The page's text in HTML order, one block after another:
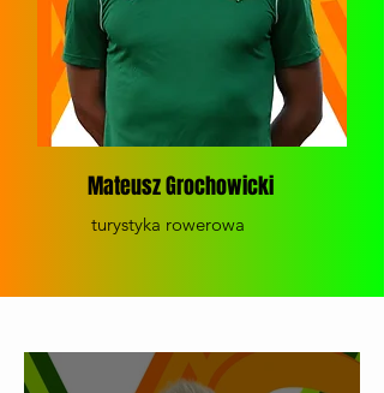
Mateusz Grochowicki
turystyka rowerowa